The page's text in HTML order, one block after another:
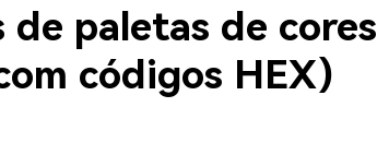
de paletas de cores
códigos HEX)